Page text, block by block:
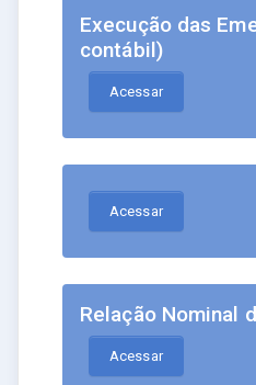
Execução das
contábil)
Acessar
Acessar
Relação Nominal
Acessar